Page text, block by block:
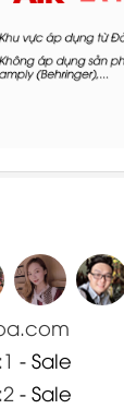
- Sale
- Sale